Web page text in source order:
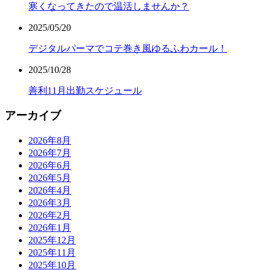
寒くなってきたので温活しませんか？
2025/05/20
デジタルパーマでコテ巻き風ゆるふわカール！
2025/10/28
善利11月出勤スケジュール
アーカイブ
2026年8月
2026年7月
2026年6月
2026年5月
2026年4月
2026年3月
2026年2月
2026年1月
2025年12月
2025年11月
2025年10月